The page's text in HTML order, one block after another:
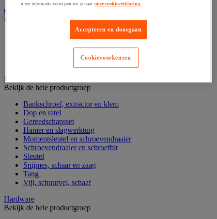
Gereedschap opbergen
Bekijk de hele productgroep
Gereedschapskoffer en versterkte kist
Verrijdbare werktafel
Handgereedschap
Bekijk de hele productgroep
Bankschroef, extractor en klem
Dop en ratel
Gereedschapsset
Hamer en slagwerktuig
Momentsleutel en schroevendraaier
Schroevendraaier en schroefbit
Sleutel
Snijmes, schaar en zaag
Tang
Vijl, schuurvel, schaaf
Hardware
Bekijk de hele productgroep
meer informatie verwijzen we je naar onze cookieverklaring.
Accepteren en doorgaan
Cookievoorkeuren